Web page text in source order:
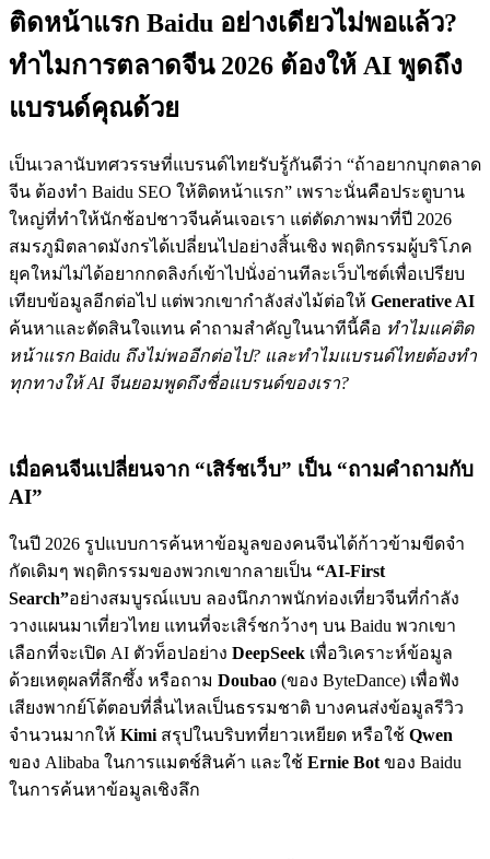
ติดหน้าแรก Baidu อย่างเดียวไม่พอแล้ว?
ทำไมการตลาดจีน 2026 ต้องให้ AI พูดถึง
แบรนด์คุณด้วย
เป็นเวลานับทศวรรษที่แบรนด์ไทยรับรู้กันดีว่า “ถ้าอยากบุกตลาด
จีน ต้องทำ Baidu SEO ให้ติดหน้าแรก” เพราะนั่นคือประตูบาน
ใหญ่ที่ทำให้นักช้อปชาวจีนค้นเจอเรา แต่ตัดภาพมาที่ปี 2026
สมรภูมิตลาดมังกรได้เปลี่ยนไปอย่างสิ้นเชิง พฤติกรรมผู้บริโภค
ยุคใหม่ไม่ได้อยากกดลิงก์เข้าไปนั่งอ่านทีละเว็บไซต์เพื่อเปรียบ
เทียบข้อมูลอีกต่อไป แต่พวกเขากำลังส่งไม้ต่อให้ Generative AI
ค้นหาและตัดสินใจแทน คำถามสำคัญในนาทีนี้คือ ทำไมแค่ติด
หน้าแรก Baidu ถึงไม่พออีกต่อไป? และทำไมแบรนด์ไทยต้องทำ
ทุกทางให้ AI จีนยอมพูดถึงชื่อแบรนด์ของเรา?
เมื่อคนจีนเปลี่ยนจาก “เสิร์ชเว็บ” เป็น “ถามคำถามกับ
AI”
ในปี 2026 รูปแบบการค้นหาข้อมูลของคนจีนได้ก้าวข้ามขีดจำ
กัดเดิมๆ พฤติกรรมของพวกเขากลายเป็น “AI-First
Search”อย่างสมบูรณ์แบบ ลองนึกภาพนักท่องเที่ยวจีนที่กำลัง
วางแผนมาเที่ยวไทย แทนที่จะเสิร์ชกว้างๆ บน Baidu พวกเขา
เลือกที่จะเปิด AI ตัวท็อปอย่าง DeepSeek เพื่อวิเคราะห์ข้อมูล
ด้วยเหตุผลที่ลึกซึ้ง หรือถาม Doubao (ของ ByteDance) เพื่อฟัง
เสียงพากย์โต้ตอบที่ลื่นไหลเป็นธรรมชาติ บางคนส่งข้อมูลรีวิว
จำนวนมากให้ Kimi สรุปในบริบทที่ยาวเหยียด หรือใช้ Qwen
ของ Alibaba ในการแมตช์สินค้า และใช้ Ernie Bot ของ Baidu
ในการค้นหาข้อมูลเชิงลึก